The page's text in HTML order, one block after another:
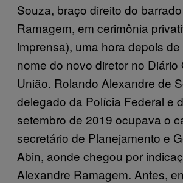
Souza, braço direito do
Ramagem, em cerimônia
imprensa), uma hora depois
nome do novo diretor no Diário
União. Rolando Alexandre de
delegado da Polícia Federal e
setembro de 2019 ocupava o
secretário de Planejamento e
Abin, aonde chegou por
Alexandre Ramagem. Antes,